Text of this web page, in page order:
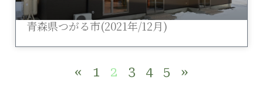
青森県つがる市(2021年/12月)
« 1 2 3 4 5 »